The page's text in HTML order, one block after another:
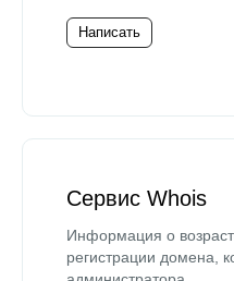
Написать
Сервис Whois
Информация о
регистрации домена,